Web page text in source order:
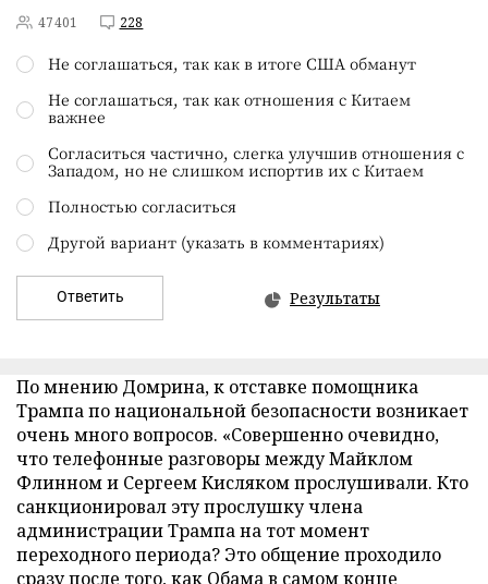
47401 228
Не соглашаться, так как в итоге США обманут
Не соглашаться, так как отношения с Китаем
важнее
Согласиться частично, слегка улучшив отношения с
Западом, но не слишком испортив их с Китаем
Полностью согласиться
Другой вариант (указать в комментариях)
Ответить Результаты
По мнению Домрина, к отставке помощника
Трампа по национальной безопасности возникает
очень много вопросов. «Совершенно очевидно,
что телефонные разговоры между Майклом
Флинном и Сергеем Кисляком прослушивали. Кто
санкционировал эту прослушку члена
администрации Трампа на тот момент
переходного периода? Это общение проходило
сразу после того, как Обама в самом конце